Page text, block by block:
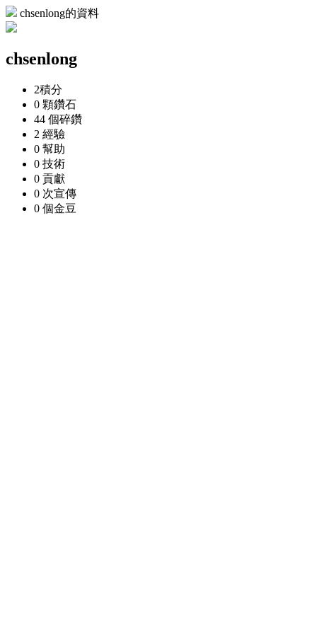
chsenlong的資料
chsenlong
2積分
0 顆鑽石
44 個碎鑽
2 經驗
0 幫助
0 技術
0 貢獻
0 次宣傳
0 個金豆